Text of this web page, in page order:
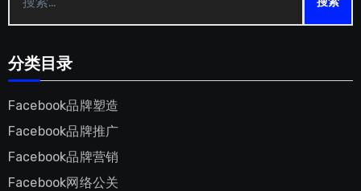
索：
分类目录
Facebook品牌塑造
Facebook品牌推广
Facebook品牌营销
Facebook网络公关